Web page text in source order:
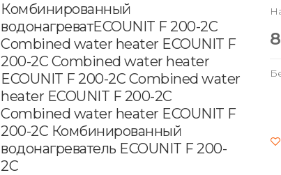
Комбинированный
водонагреватECOUNIT F 200-2C
Combined water heater ECOUNIT F
200-2C Combined water heater
ECOUNIT F 200-2C Combined water
heater ECOUNIT F 200-2C
Combined water heater ECOUNIT F
200-2C Комбинированный
водонагреватель ECOUNIT F 200-
2C